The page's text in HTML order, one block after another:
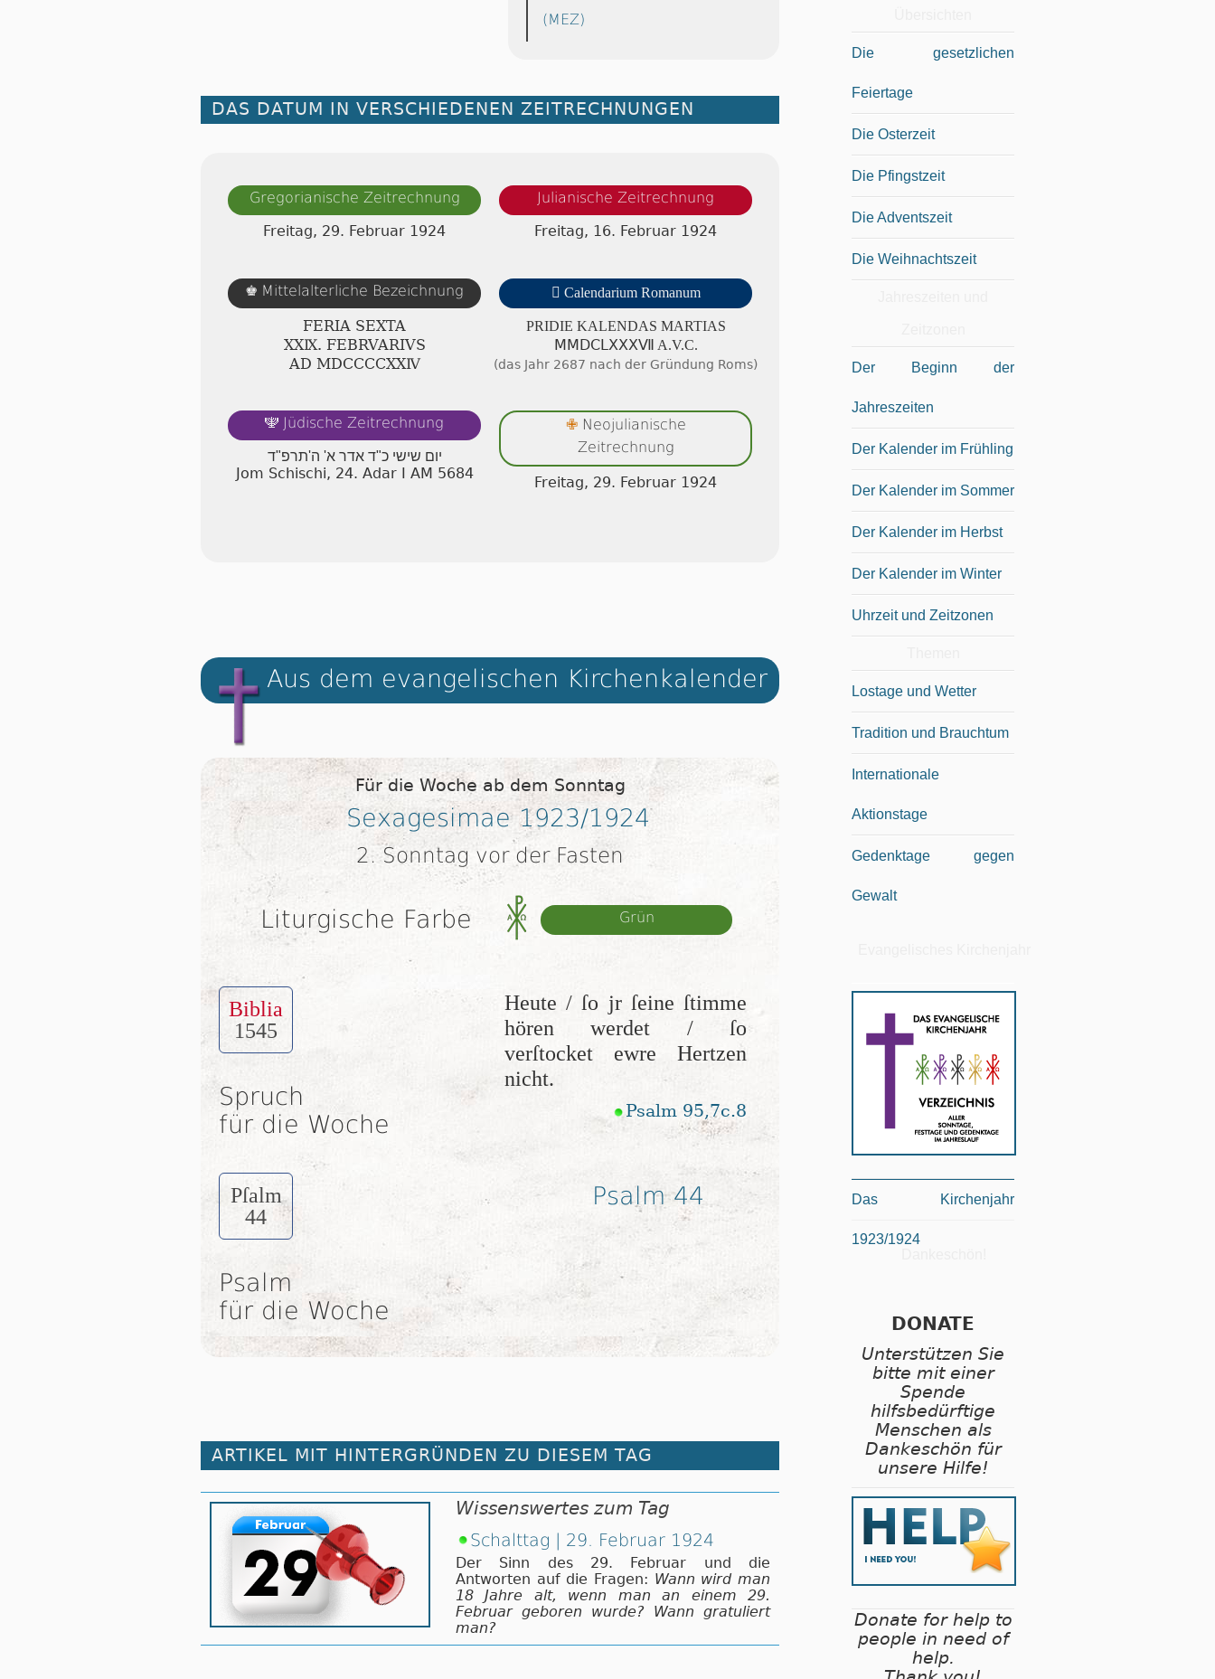
(MEZ)
DAS DATUM IN VERSCHIEDENEN ZEITRECHNUNGEN
Gregorianische Zeitrechnung
Freitag, 29. Februar 1924
Julianische Zeitrechnung
Freitag, 16. Februar 1924
♚ Mittelalterliche Bezeichnung
FERIA SEXTA
ⅩⅩⅨ. FEBRVARIVS
AD ⅯⅮⅭⅭⅭⅭⅩⅩⅣ
 Calendarium Romanum
PRIDIE KA­LEN­DAS MAR­TI­AS
ⅯⅯⅮⅭⅬⅩⅩⅩⅦ A.V.C.
(das Jahr 2687 nach der Gründung Roms)
🕎 Jüdische Zeitrechnung
יום שישי כ"ד אדר א' ה'תרפ"ד
Jom Schischi, 24. Adar I AM 5684
✙Neojulianische
Zeitrechnung
Freitag, 29. Februar 1924
Aus dem evangelischen Kirchenkalender
Für die Woche ab dem Sonntag
Sexagesimae 1923/1924
2. Sonntag vor der Fasten
Liturgische Farbe Grün
Biblia
1545
Spruch
für die Woche
Heute / ſo jr ſei­ne ſtim­me
hören wer­det / ſo
verſtocket ew­re Her­tzen
nicht.
Psalm 95,7c.8
Pſalm
44
Psalm
für die Woche
Psalm 44
ARTIKEL MIT HINTERGRÜNDEN ZU DIESEM TAG
Wissenswertes zum Tag
Schalttag | 29. Februar 1924
Der Sinn des 29. Februar und die
Antworten auf die Fragen: Wann wird man
18 Jahre alt, wenn man an einem 29.
Februar geboren wurde? Wann gratuliert
man?
Die gesetzlichen
Feiertage
Die Osterzeit
Die Pfingstzeit
Die Adventszeit
Die Weihnachtszeit
Der Beginn der
Jahreszeiten
Der Kalender im Frühling
Der Kalender im Sommer
Der Kalender im Herbst
Der Kalender im Winter
Uhrzeit und Zeitzonen
Lostage und Wetter
Tradition und Brauchtum
Internationale
Aktionstage
Gedenktage gegen
Gewalt
Das Kirchenjahr
1923/1924
DONATE
Unterstützen Sie
bitte mit einer
Spende
hilfsbedürftige
Menschen als
Dankeschön für
unsere Hilfe!
Donate for help to
people in need of
help.